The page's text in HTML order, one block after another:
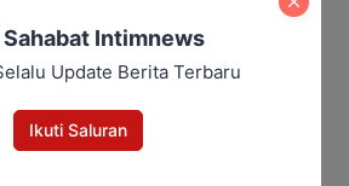
Pemkab Kobar optimis
seluruh temuan dan
Sahabat Intimnews
Update Berita Terbaru
Ikuti Saluran